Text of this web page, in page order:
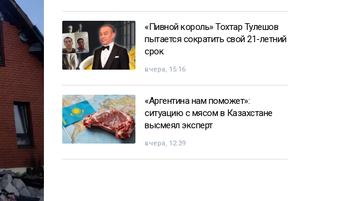
«Пивной король» Тохтар Тулешов
пытается сократить свой 21-летний
срок
вчера, 15:16
«Аргентина нам поможет»:
ситуацию с мясом в Казахстане
высмеял эксперт
вчера, 12:39